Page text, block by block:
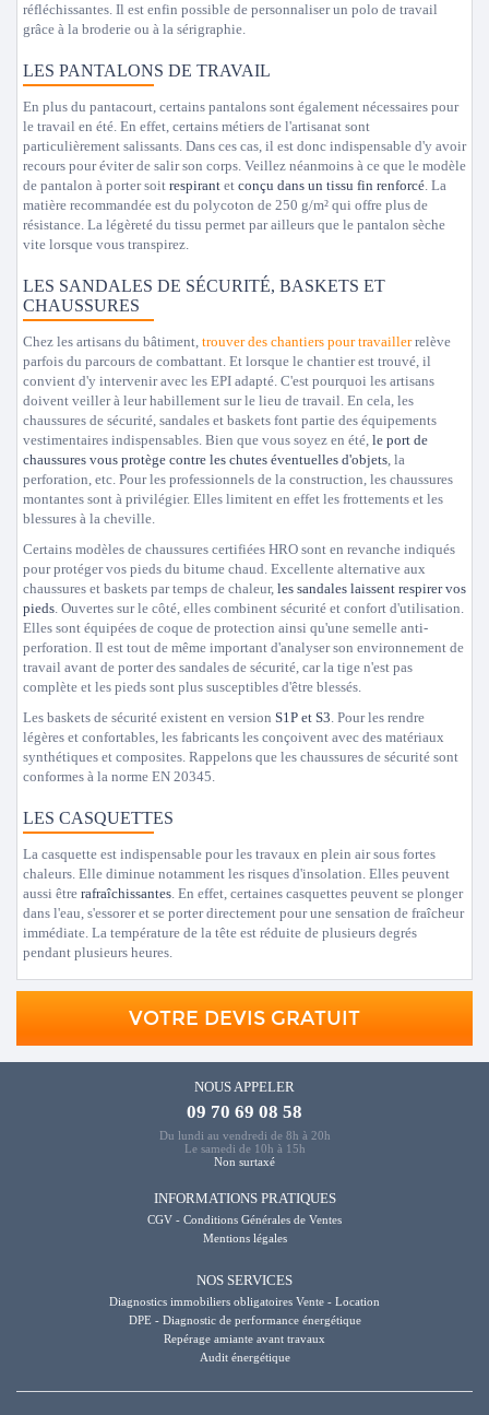
réfléchissantes. Il est enfin possible de personnaliser un polo de travail
grâce à la broderie ou à la sérigraphie.
LES PANTALONS DE TRAVAIL
En plus du pantacourt, certains pantalons sont également nécessaires pour
le travail en été. En effet, certains métiers de l'artisanat sont
particulièrement salissants. Dans ces cas, il est donc indispensable d'y avoir
recours pour éviter de salir son corps. Veillez néanmoins à ce que le modèle
de pantalon à porter soit respirant et conçu dans un tissu fin renforcé. La
matière recommandée est du polycoton de 250 g/m² qui offre plus de
résistance. La légèreté du tissu permet par ailleurs que le pantalon sèche
vite lorsque vous transpirez.
LES SANDALES DE SÉCURITÉ, BASKETS ET
CHAUSSURES
Chez les artisans du bâtiment, trouver des chantiers pour travaillerrelève
parfois du parcours de combattant. Et lorsque le chantier est trouvé, il
convient d'y intervenir avec les EPI adapté. C'est pourquoi les artisans
doivent veiller à leur habillement sur le lieu de travail. En cela, les
chaussures de sécurité, sandales et baskets font partie des équipements
vestimentaires indispensables. Bien que vous soyez en été, le port de
chaussures vous protège contre les chutes éventuelles d'objets, la
perforation, etc. Pour les professionnels de la construction, les chaussures
montantes sont à privilégier. Elles limitent en effet les frottements et les
blessures à la cheville.
Certains modèles de chaussures certifiées HRO sont en revanche indiqués
pour protéger vos pieds du bitume chaud. Excellente alternative aux
chaussures et baskets par temps de chaleur, les sandales laissent respirer vos
pieds. Ouvertes sur le côté, elles combinent sécurité et confort d'utilisation.
Elles sont équipées de coque de protection ainsi qu'une semelle anti-
perforation. Il est tout de même important d'analyser son environnement de
travail avant de porter des sandales de sécurité, car la tige n'est pas
complète et les pieds sont plus susceptibles d'être blessés.
Les baskets de sécurité existent en version S1P et S3. Pour les rendre
légères et confortables, les fabricants les conçoivent avec des matériaux
synthétiques et composites. Rappelons que les chaussures de sécurité sont
conformes à la norme EN 20345.
LES CASQUETTES
La casquette est indispensable pour les travaux en plein air sous fortes
chaleurs. Elle diminue notamment les risques d'insolation. Elles peuvent
aussi être rafraîchissantes. En effet, certaines casquettes peuvent se plonger
dans l'eau, s'essorer et se porter directement pour une sensation de fraîcheur
immédiate. La température de la tête est réduite de plusieurs degrés
pendant plusieurs heures.
VOTRE DEVIS GRATUIT
NOUS APPELER
09 70 69 08 58
Du lundi au vendredi de 8h à 20h
Le samedi de 10h à 15h
Non surtaxé
INFORMATIONS PRATIQUES
CGV - Conditions Générales de Ventes
Mentions légales
NOS SERVICES
Diagnostics immobiliers obligatoires Vente - Location
DPE - Diagnostic de performance énergétique
Repérage amiante avant travaux
Audit énergétique